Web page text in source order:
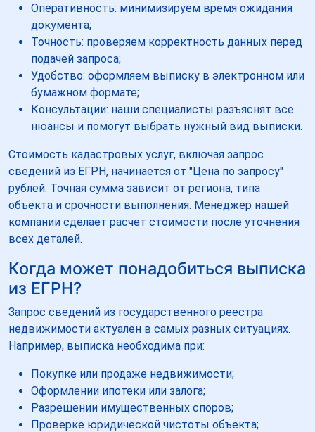
Оперативность: минимизируем время ожидания
документа;
Точность: проверяем корректность данных перед
подачей запроса;
Удобство: оформляем выписку в электронном или
бумажном формате;
Консультации: наши специалисты разъяснят все
нюансы и помогут выбрать нужный вид выписки.
Стоимость кадастровых услуг, включая запрос
сведений из ЕГРН, начинается от "Цена по запросу"
рублей. Точная сумма зависит от региона, типа
объекта и срочности выполнения. Менеджер нашей
компании сделает расчет стоимости после уточнения
всех деталей.
Когда может понадобиться выписка
из ЕГРН?
Запрос сведений из государственного реестра
недвижимости актуален в самых разных ситуациях.
Например, выписка необходима при:
Покупке или продаже недвижимости;
Оформлении ипотеки или залога;
Разрешении имущественных споров;
Проверке юридической чистоты объекта;